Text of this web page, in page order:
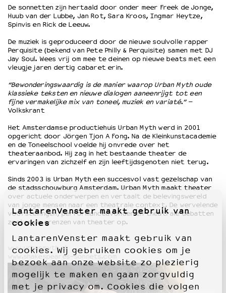
LantarenVenster maakt gebruik van
cookies
LantarenVenster maakt gebruik van
cookies. Wij gebruiken cookies om je
bezoek aan onze website zo plezierig
mogelijk te maken en gaan zorgvuldig
met je privacy om. Cookies die volgen
Privacyverklaring
Integriteits- en gedragscode
Duurzaamheid
Culturele boycot Israël
Ruimte voor artistieke vrijheid – VNPF
De sonnetten zijn hertaald door onder meer Freek de Jonge,
Huub van der Lubbe, Jan Rot, Sara Kroos, Ingmar Heytze,
Spinvis en Rick de Leeuw.
De muziek is geproduceerd door de nieuwe soulvolle rapper
Perquisite (bekend van Pete Philly & Perquisite) samen met DJ
Jay Soul. Wees vrij om mee te deinen op nieuwe beats met een
vleugje jaren dertig cabaret erin.
“Bewonderingswaardig is de manier waarop Urban Myth oude
klassieke teksten en nieuwe dialogen aaneenrijgt tot een
fijne vermakelijke mix van toneel, muziek en variaté.”–
Volkskrant
Het Amsterdamse productiehuis Urban Myth werd in 2001
opgericht door Jörgen Tjon A Fong. Na de Kleinkunstacademie
en de Toneelschool voelde hij onvrede over het
theateraanbod. Hij zag in het bestaande theater de
ervaringen van zichzelf en zijn leeftijdsgenoten niet terug.
Sinds 2003 is Urban Myth een succesvol vast gezelschap van
de stadsschouwburg Amsterdam. Urban Myth maakt theater
over actuele onderwerpen en vertaalt de belevingswereld
van jonge mensen naar een theatrale context. De wervelende
voorstellingen, performanceavonden en theatrale debatten
zoeken de grenzen van theater op.
www.urbanmyth.nl
www.shakespeares-sonnets.com